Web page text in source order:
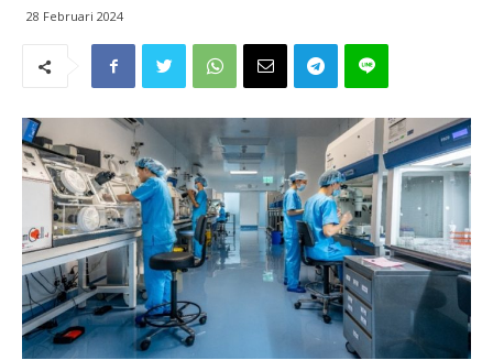
28 Februari 2024